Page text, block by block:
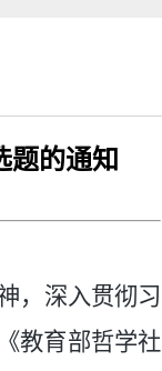
题的通知
，深入贯彻习
教育部哲学社